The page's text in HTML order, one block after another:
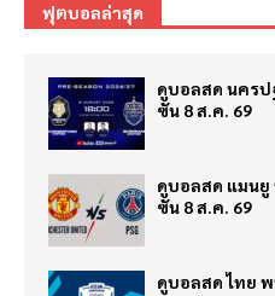
ฟุตบอลล่าสุด
ดูบอลสด นครป
ซั่น 8 ส.ค. 69
ดูบอลสด แมนยู
ซั่น 8 ส.ค. 69
ดูบอลสด ไทย